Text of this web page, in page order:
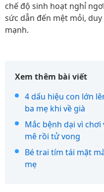
chế độ sinh hoạt nghỉ
sức dẫn đến mệt mỏi,
mạnh.
Xem thêm bài viết
4 dấu hiệu con lớn
ba mẹ khi về già
Mắc bệnh dại vì
mê rồi tử vong
Bé trai tím tái mặt
mẹ